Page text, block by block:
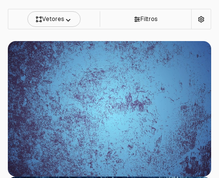
Vetores Filtros